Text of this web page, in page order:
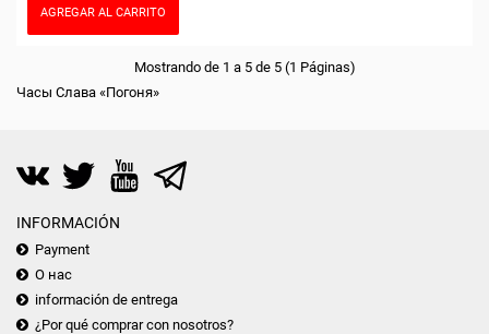
AGREGAR AL CARRITO
Mostrando de 1 a 5 de 5 (1 Páginas)
Часы Слава «Погоня»
INFORMACIÓN
Payment
О нас
información de entrega
¿Por qué comprar con nosotros?